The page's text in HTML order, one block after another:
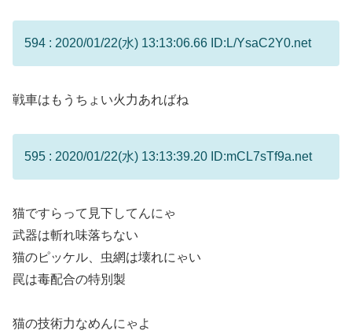
594 : 2020/01/22(水) 13:13:06.66 ID:L/YsaC2Y0.net
戦車はもうちょい火力あればね
595 : 2020/01/22(水) 13:13:39.20 ID:mCL7sTf9a.net
猫ですらって見下してんにゃ
武器は斬れ味落ちない
猫のピッケル、虫網は壊れにゃい
罠は毒配合の特別製
猫の技術力なめんにゃよ